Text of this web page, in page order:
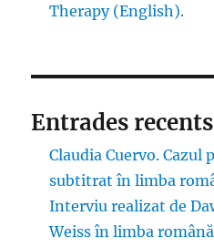
Therapy (English).
Entrades recents
Claudia Cuervo. Cazul
subtitrat în limba
Interviu realizat de
Weiss în limba